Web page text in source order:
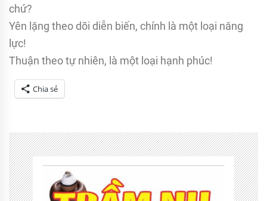
chứ?
Yên lặng theo dõi diễn biến, chính là một loại năng
lực!
Thuận theo tự nhiên, là một loại hạnh phúc!
Chia sẻ
Thiền